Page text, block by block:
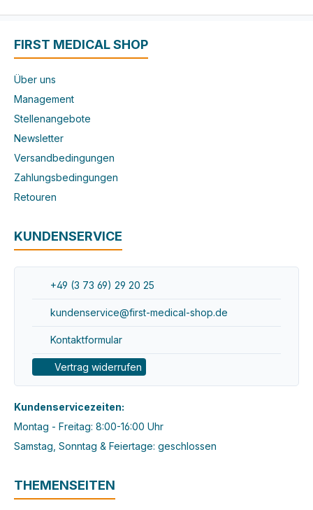
FIRST MEDICAL SHOP
Über uns
Management
Stellenangebote
Newsletter
Versandbedingungen
Zahlungsbedingungen
Retouren
KUNDENSERVICE
+49 (3 73 69) 29 20 25
kundenservice@first-medical-shop.de
Kontaktformular
Vertrag widerrufen
Kundenservicezeiten:
Montag - Freitag: 8:00-16:00 Uhr
Samstag, Sonntag & Feiertage: geschlossen
THEMENSEITEN